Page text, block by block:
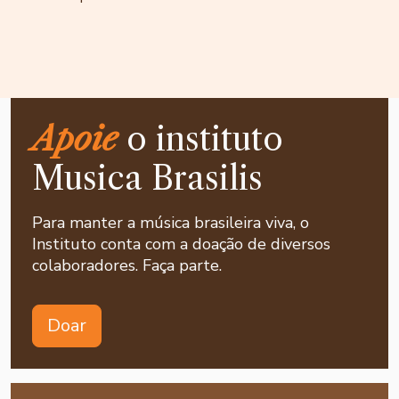
Apoieo instituto
Musica Brasilis
Para manter a música brasileira viva, o
Instituto conta com a doação de diversos
colaboradores. Faça parte.
Doar